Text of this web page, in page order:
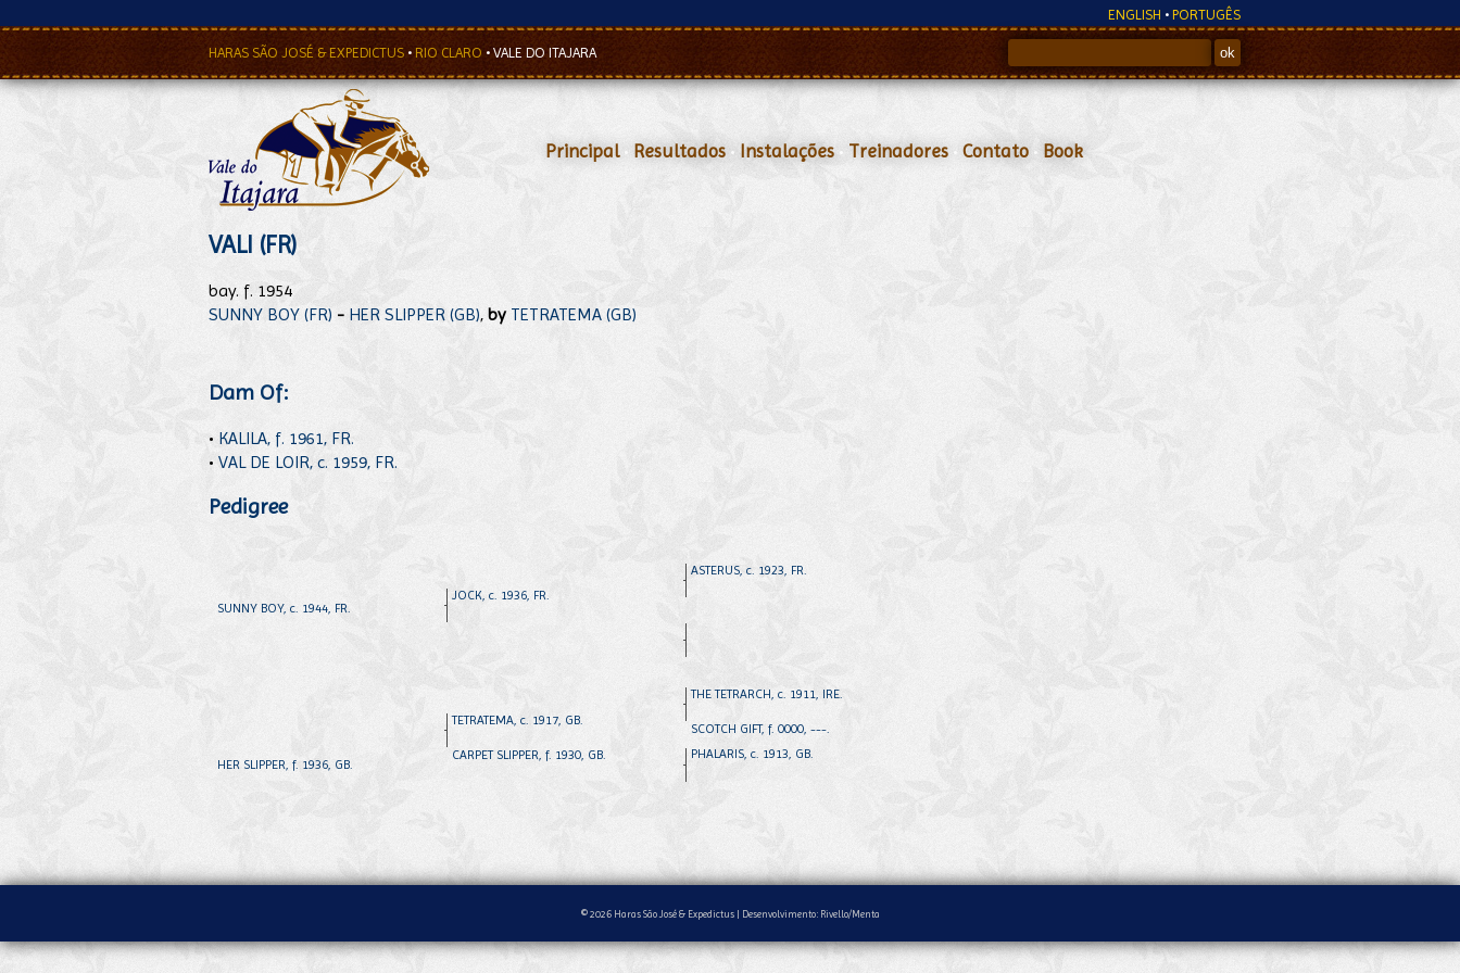
ENGLISH • PORTUGÊS
HARAS SÃO JOSÉ & EXPEDICTUS • RIO CLARO •VALE DO ITAJARA
Principal• Resultados • Instalações • Treinadores Contato • Book
VALI (FR)
bay. f. 1954
SUNNY BOY (FR) - HER SLIPPER (GB), by TETRATEMA (GB)
Dam Of:
• KALILA, f. 1961, FR.
• VAL DE LOIR, c. 1959, FR.
Pedigree
SUNNY BOY, c. 1944, FR.
HER SLIPPER, f. 1936, GB.
JOCK, c. 1936, FR.
TETRATEMA, c. 1917, GB.
CARPET SLIPPER, f. 1930, GB.
ASTERUS, c. 1923, FR.
THE TETRARCH, c. 1911, IRE.
SCOTCH GIFT, f. 0000, ---.
PHALARIS, c. 1913, GB.
© 2026 Haras São José & Expedictus | Desenvolvimento: Rivello/Menta